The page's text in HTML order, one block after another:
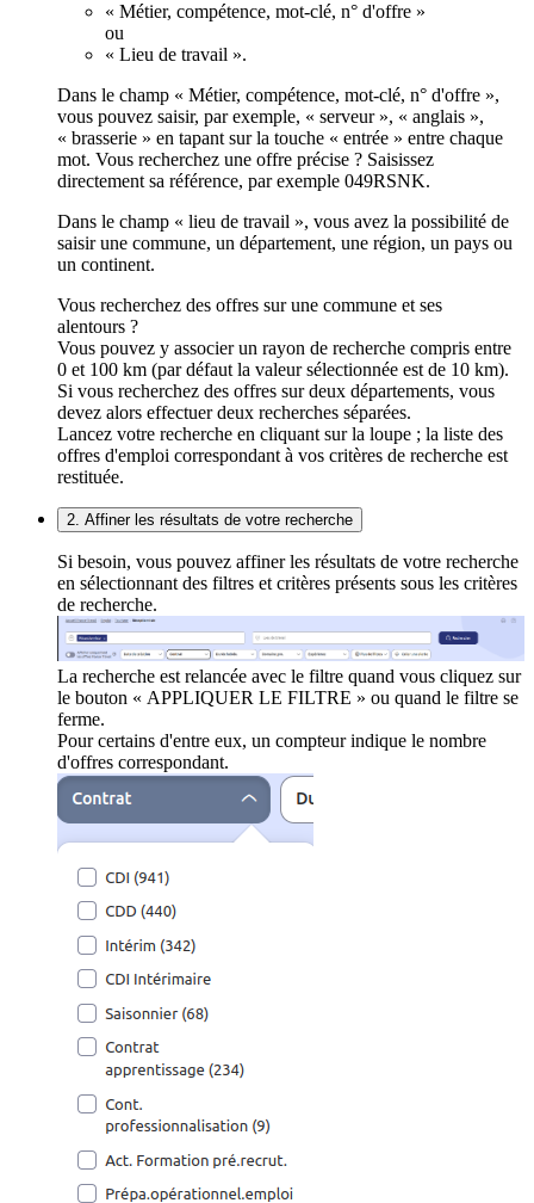
« Métier, compétence, mot-clé, n° d'offre »
ou
« Lieu de travail ».
Dans le champ « Métier, compétence, mot-clé, n° d'offre »,
vous pouvez saisir, par exemple, « serveur », « anglais »,
« brasserie » en tapant sur la touche « entrée » entre chaque
mot. Vous recherchez une offre précise ? Saisissez
directement sa référence, par exemple 049RSNK.
Dans le champ « lieu de travail », vous avez la possibilité de
saisir une commune, un département, une région, un pays ou
un continent.
Vous recherchez des offres sur une commune et ses
alentours ?
Vous pouvez y associer un rayon de recherche compris entre
0 et 100 km (par défaut la valeur sélectionnée est de 10 km).
Si vous recherchez des offres sur deux départements, vous
devez alors effectuer deux recherches séparées.
Lancez votre recherche en cliquant sur la loupe ; la liste des
offres d'emploi correspondant à vos critères de recherche est
restituée.
2. Affiner les résultats de votre recherche
Si besoin, vous pouvez affiner les résultats de votre recherche
en sélectionnant des filtres et critères présents sous les critères
de recherche.
La recherche est relancée avec le filtre quand vous cliquez sur
le bouton « APPLIQUER LE FILTRE » ou quand le filtre se
ferme.
Pour certains d'entre eux, un compteur indique le nombre
d'offres correspondant.